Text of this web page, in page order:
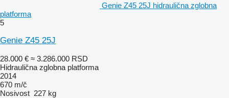
Genie Z45 25J hidraulična zglobna
platforma
5
Genie Z45 25J
28.000 € ≈ 3.286.000 RSD
Hidraulična zglobna platforma
2014
670 m/č
Nosivost 227 kg